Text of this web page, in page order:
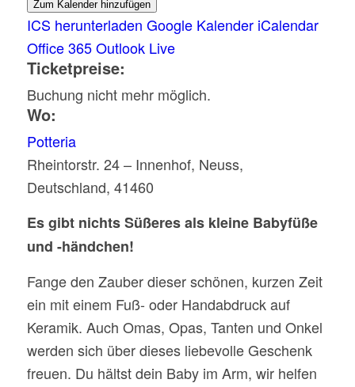
Zum Kalender hinzufügen
ICS herunterladen Google Kalender iCalendar
Office 365 Outlook Live
Ticketpreise:
Buchung nicht mehr möglich.
Wo:
Potteria
Rheintorstr. 24 – Innenhof, Neuss,
Deutschland, 41460
Es gibt nichts Süßeres als kleine Babyfüße
und -händchen!
Fange den Zauber dieser schönen, kurzen Zeit
ein mit einem Fuß- oder Handabdruck auf
Keramik. Auch Omas, Opas, Tanten und Onkel
werden sich über dieses liebevolle Geschenk
freuen. Du hältst dein Baby im Arm, wir helfen